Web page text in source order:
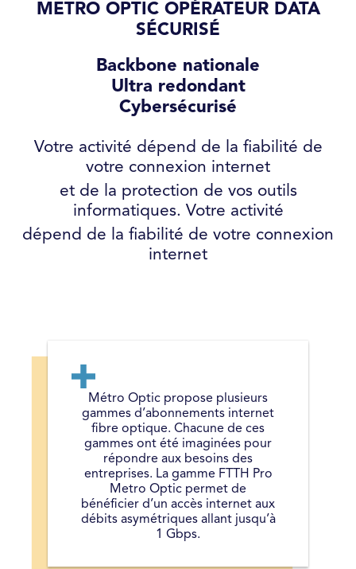
METRO OPTIC OPÉRATEUR DATA
SÉCURISÉ
Backbone nationale
Ultra redondant
Cybersécurisé
Votre activité dépend de la fiabilité de
votre connexion internet
et de la protection de vos outils
informatiques. Votre activité
dépend de la fiabilité de votre connexion
internet
Métro Optic propose plusieurs
gammes d’abonnements internet
fibre optique. Chacune de ces
gammes ont été imaginées pour
répondre aux besoins des
entreprises. La gamme FTTH Pro
Metro Optic permet de
bénéficier d’un accès internet aux
débits asymétriques allant jusqu’à
1 Gbps.